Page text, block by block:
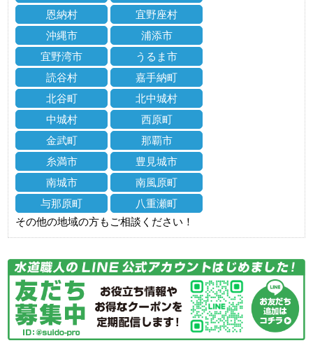
恩納村
宜野座村
沖縄市
浦添市
宜野湾市
うるま市
読谷村
嘉手納町
北谷町
北中城村
中城村
西原町
金武町
那覇市
糸満市
豊見城市
南城市
南風原町
与那原町
八重瀬町
その他の地域の方もご相談ください！